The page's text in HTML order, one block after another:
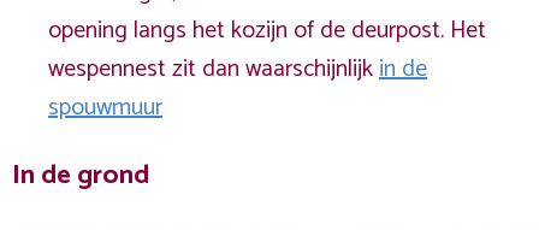
opening langs het kozijn of de deurpost. Het
wespennest zit dan waarschijnlijkin de
spouwmuur
In de grond